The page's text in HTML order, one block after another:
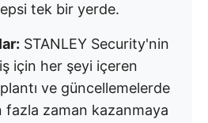
tek bir yerde.
STANLEY Security'nin
için her şeyi içeren
ve güncellemelerde
zaman kazanmaya